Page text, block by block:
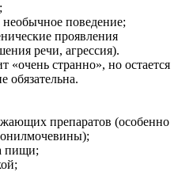
необычное поведение;
проявления
речи, агрессия).
«очень странно», но остается
обязательна.
препаратов (особенно
пищи;